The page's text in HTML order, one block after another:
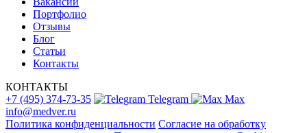
Портфолио
Отзывы
Блог
Статьи
Контакты
КОНТАКТЫ
+7 (495) 374-73-35
Telegram
Max
info@medver.ru
Политика конфиденциальности Согласие на обработку